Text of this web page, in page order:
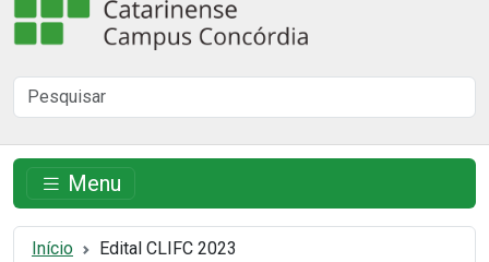
Catarinense
-
Campus
Concórdia
Buscar
no
site
Menu
Início Edital CLIFC 2023